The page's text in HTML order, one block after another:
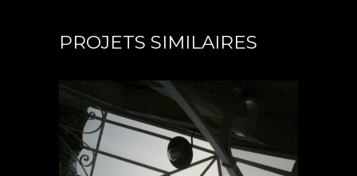
PROJETS SIMILAIRES